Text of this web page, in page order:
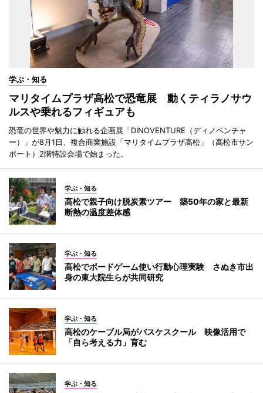
学ぶ・知る
マリタイムプラザ高松で恐竜展 動くティラノサウ
ルスや乗れるフィギュアも
恐竜の世界や魅力に触れる企画展「DINOVENTURE（ディノベンチャ
ー）」が8月1日、複合商業施設「マリタイムプラザ高松」（高松市サン
ポート）2階特設会場で始まった。
学ぶ・知る
高松で親子向け脱炭素ツアー 築50年の家と最新
断熱の温度差体感
学ぶ・知る
高松でボードゲーム使い行動心理実験 さぬき市出
身の東大院生らが共同研究
学ぶ・知る
高松のケーブル局がバスケスクール 映像活用で
「自ら考える力」育む
学ぶ・知る